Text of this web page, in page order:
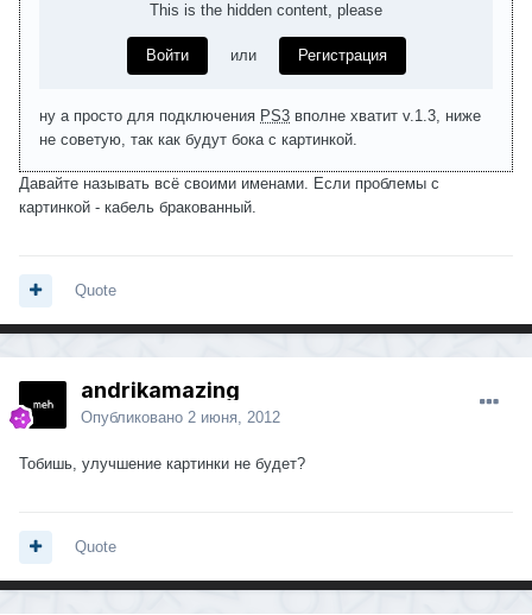
This is the hidden content, please
Войти или Регистрация
ну а просто для подключения PS3 вполне хватит v.1.3, ниже
не советую, так как будут бока с картинкой.
Давайте называть всё своими именами. Если проблемы с
картинкой - кабель бракованный.
Quote
andrikamazing
Опубликовано 2 июня, 2012
Тобишь, улучшение картинки не будет?
Quote